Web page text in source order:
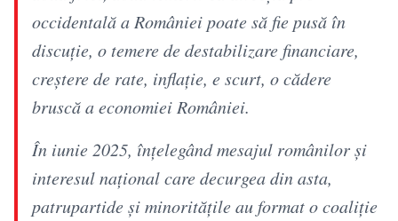
occidentală a României poate să fie pusă în
discuție, o temere de destabilizare financiare,
creștere de rate, inflație, e scurt, o cădere
bruscă a economiei României.
În iunie 2025, înțelegând mesajul românilor și
interesul național care decurgea din asta,
patrupartide și minoritățile au format o coaliție